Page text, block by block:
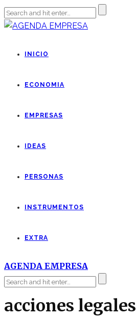
INICIO
ECONOMIA
EMPRESAS
IDEAS
PERSONAS
INSTRUMENTOS
EXTRA
AGENDA EMPRESA
acciones legales